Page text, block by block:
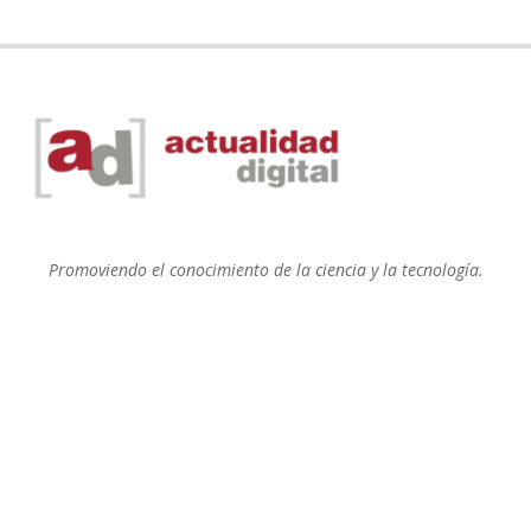
Promoviendo el conocimiento de la ciencia y la tecnología.